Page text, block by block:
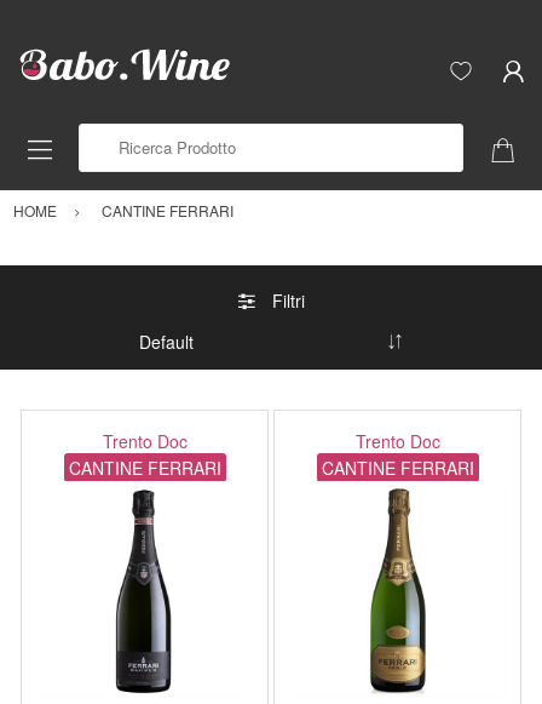
HOME CANTINE FERRARI
Filtri
Trento Doc
CANTINE FERRARI
Trento Doc
CANTINE FERRARI